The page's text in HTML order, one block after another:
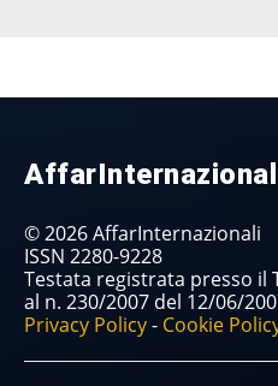
© 2026 AffarInternazionali
ISSN 2280-9228
Testata registrata presso il
al n. 230/2007 del 12/06/
Privacy Policy- Cookie